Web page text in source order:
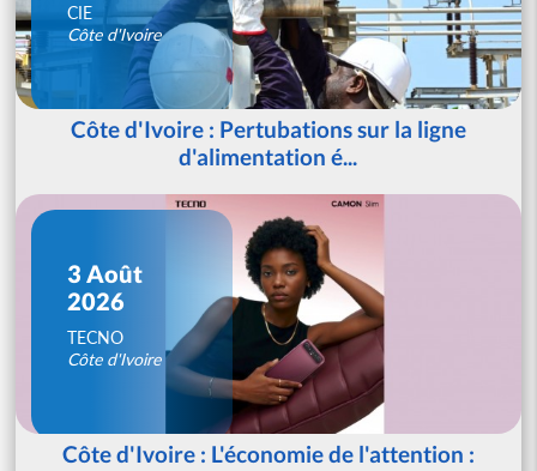
CIE
Côte d'Ivoire
Côte d'Ivoire : Pertubations sur la ligne
d'alimentation é...
3 Août
2026
TECNO
Côte d'Ivoire
Côte d'Ivoire : L'économie de l'attention :